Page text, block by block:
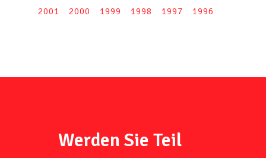
2001
2000 1999 1998 1997 1996
Werden Sie Teil